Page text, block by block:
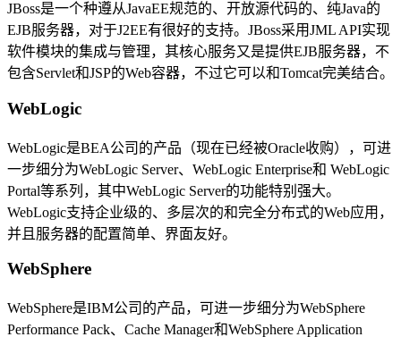
JBoss是一个种遵从JavaEE规范的、开放源代码的、纯Java的
EJB服务器，对于J2EE有很好的支持。JBoss采用JML API实现
软件模块的集成与管理，其核心服务又是提供EJB服务器，不
包含Servlet和JSP的Web容器，不过它可以和Tomcat完美结合。
WebLogic
WebLogic是BEA公司的产品（现在已经被Oracle收购），可进
一步细分为WebLogic Server、WebLogic Enterprise和 WebLogic
Portal等系列，其中WebLogic Server的功能特别强大。
WebLogic支持企业级的、多层次的和完全分布式的Web应用，
并且服务器的配置简单、界面友好。
WebSphere
WebSphere是IBM公司的产品，可进一步细分为WebSphere
Performance Pack、Cache Manager和WebSphere Application